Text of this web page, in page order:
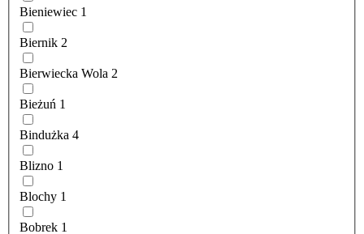
Bieniewiec 1
Biernik 2
Bierwiecka Wola 2
Bieżuń 1
Bindużka 4
Blizno 1
Blochy 1
Bobrek 1